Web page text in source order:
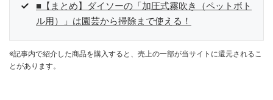
■【まとめ】ダイソーの「加圧式霧吹き（ペットボト
ル用）」は園芸から掃除まで使える！
※記事内で紹介した商品を購入すると、売上の一部が当サイトに還元されるこ
とがあります。